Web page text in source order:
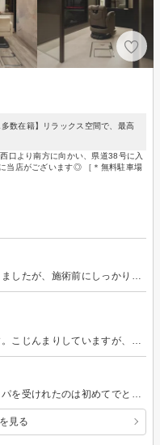
数在籍】リラックス空間で、最高
口より南方に向かい、県道38号に入
当店がございます◎ ［＊無料駐車場
見る